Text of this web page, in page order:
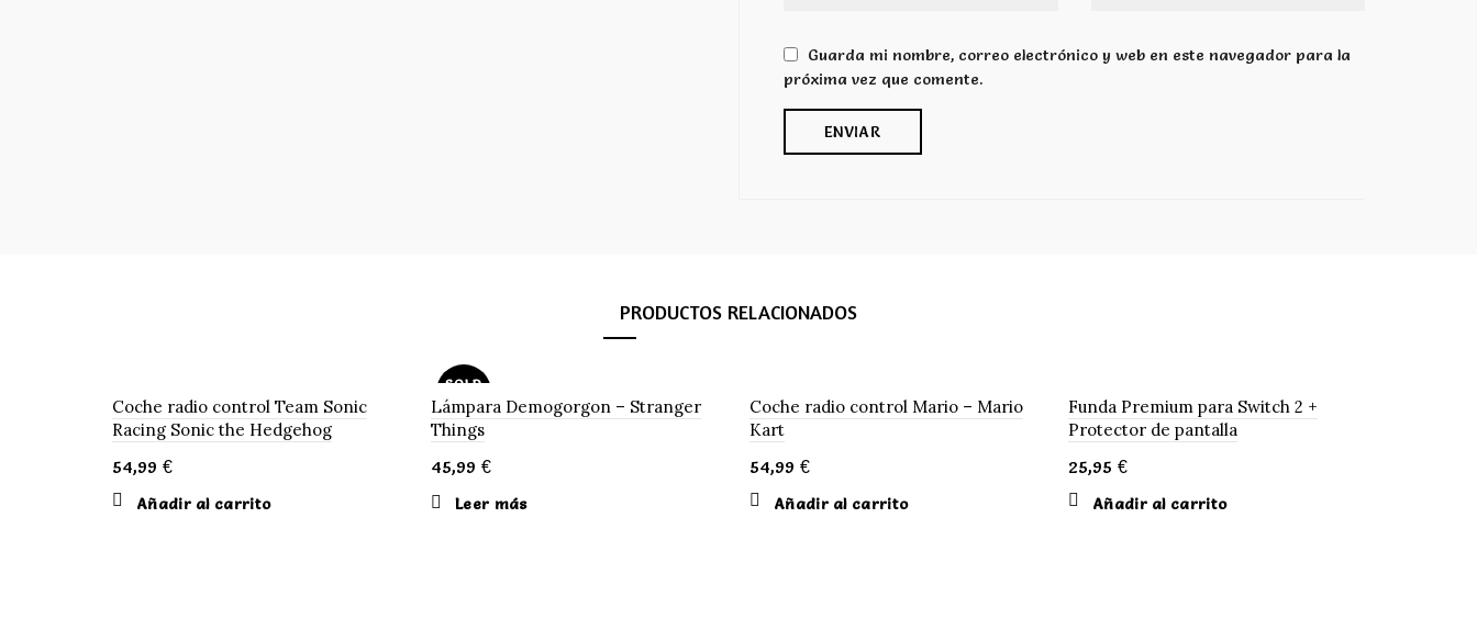
Guarda mi nombre, correo electrónico y web en este navegador para la
próxima vez que comente.
PRODUCTOS RELACIONADOS
Coche radio control Team Sonic
Racing Sonic the Hedgehog
54,99 €
Añadir al carrito
SOLD
NUEVO
Lámpara Demogorgon – Stranger
Things
45,99 €
Leer más
Coche radio control Mario – Mario
Kart
54,99 €
Añadir al carrito
Funda Premium para Switch 2 +
Protector de pantalla
25,95 €
Añadir al carrito